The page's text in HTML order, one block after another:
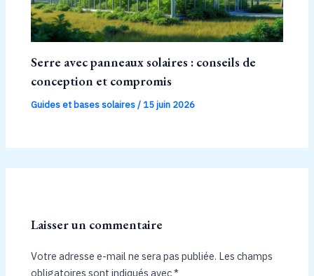
Serre avec panneaux solaires : conseils de
conception et compromis
Guides et bases solaires/ 15 juin 2026
Laisser un commentaire
Votre adresse e-mail ne sera pas publiée. Les champs
obligatoires sont indiqués avec*